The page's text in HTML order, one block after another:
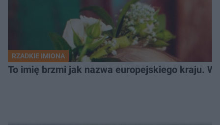
RZADKIE IMIONA
To imię brzmi jak nazwa europejskiego kraju.